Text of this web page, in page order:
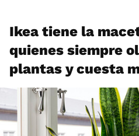
Ikea tiene la
quienes siempre
plantas y cuesta